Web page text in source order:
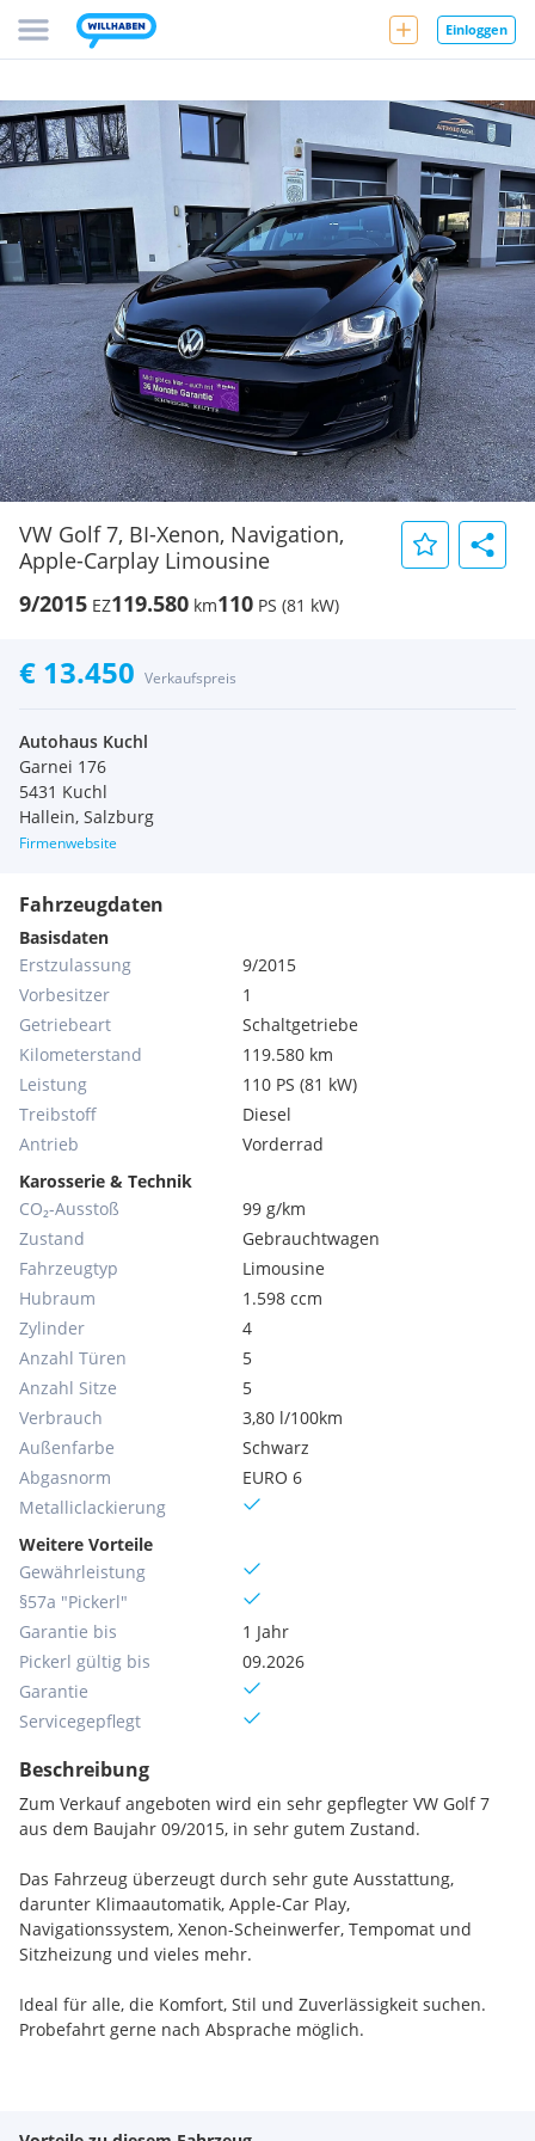
Einloggen
VW Golf 7, BI-Xenon, Navigation,
Apple-Carplay Limousine
9/2015 EZ119.580 km110 PS (81 kW)
€ 13.450 Verkaufspreis
Autohaus Kuchl
Garnei 176
5431 Kuchl
Hallein, Salzburg
Firmenwebsite
Fahrzeugdaten
Basisdaten
Erstzulassung
9/2015
Vorbesitzer
1
Getriebeart
Schaltgetriebe
Kilometerstand
119.580 km
Leistung
110 PS (81 kW)
Treibstoff
Diesel
Antrieb
Vorderrad
Karosserie & Technik
CO₂-Ausstoß
99 g/km
Zustand
Gebrauchtwagen
Fahrzeugtyp
Limousine
Hubraum
1.598 ccm
Zylinder
4
Anzahl Türen
5
Anzahl Sitze
5
Verbrauch
3,80 l/100km
Außenfarbe
Schwarz
Abgasnorm
EURO 6
Metallic­lackierung
Weitere Vorteile
Gewährleistung
§57a "Pickerl"
Garantie bis
1 Jahr
Pickerl gültig bis
09.2026
Garantie
Servicegepflegt
Beschreibung
Zum Verkauf angeboten wird ein sehr gepflegter VW Golf 7
aus dem Baujahr 09/2015, in sehr gutem Zustand.
Das Fahrzeug überzeugt durch sehr gute Ausstattung,
darunter Klimaautomatik, Apple-Car Play,
Navigationssystem, Xenon-Scheinwerfer, Tempomat und
Sitzheizung und vieles mehr.
Ideal für alle, die Komfort, Stil und Zuverlässigkeit suchen.
Probefahrt gerne nach Absprache möglich.